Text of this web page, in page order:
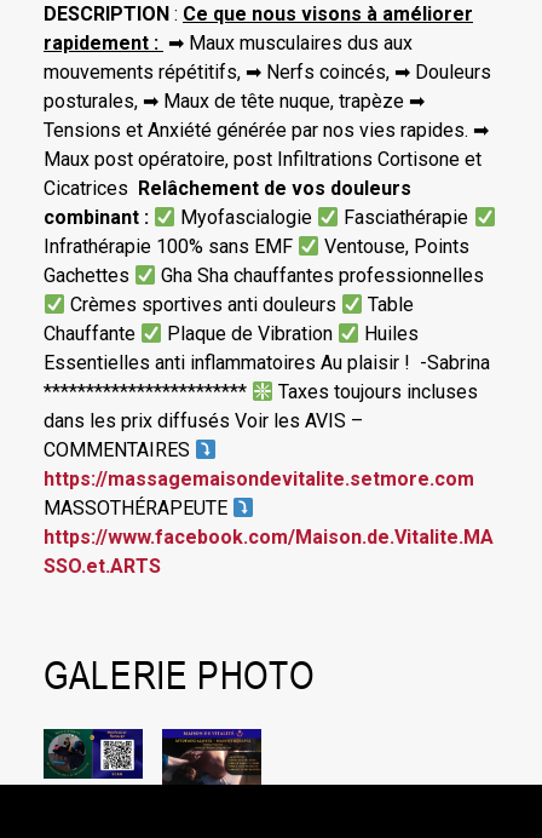
DESCRIPTION : Ce que nous visons à améliorer
rapidement : ➡ Maux musculaires dus aux
mouvements répétitifs, ➡ Nerfs coincés, ➡ Douleurs
posturales, ➡ Maux de tête nuque, trapèze ➡
Tensions et Anxiété générée par nos vies rapides. ➡
Maux post opératoire, post Infiltrations Cortisone et
Cicatrices
Relâchement de vos douleurs
combinant :
Myofascialogie
Fasciathérapie
Infrathérapie 100% sans EMF
Ventouse, Points
Gachettes
Gha Sha chauffantes professionnelles
Crèmes sportives anti douleurs
Table
Chauffante
Plaque de Vibration
Huiles
Essentielles anti inflammatoires Au plaisir ! -Sabrina
************************
Taxes toujours incluses
dans les prix diffusés Voir les AVIS –
COMMENTAIRES
https://massagemaisondevitalite.setmore.com
MASSOTHÉRAPEUTE
https://www.facebook.com/Maison.de.Vitalite.MA
SSO.et.ARTS
GALERIE PHOTO